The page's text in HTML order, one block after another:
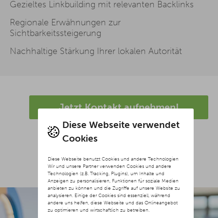
Diese Webseite verwendet
Cookies
Diese Webseite benutzt Cookies und andere Technologien
Wir und unsere Partner verwenden Cookies und andere
Technologien (z.B. Tracking, Plugins), um Inhalte und
Anzeigen zu personalisieren, Funktionen für soziale Medien
anbieten zu können und die Zugriffe auf unsere Website zu
analysieren. Einige der Cookies sind essenziell, während
andere uns helfen, diese Webseite und das Onlineangebot
zu optimieren und wirtschaftlich zu betreiben.
Gezieltes Linkbuilding mit relevanten Backlinks
Regionale Erwähnungen zur
Sichtbarkeitssteigerung
Nachhaltige Stärkung Ihrer lokalen Autorität
Jetzt Kontakt aufnehmen!